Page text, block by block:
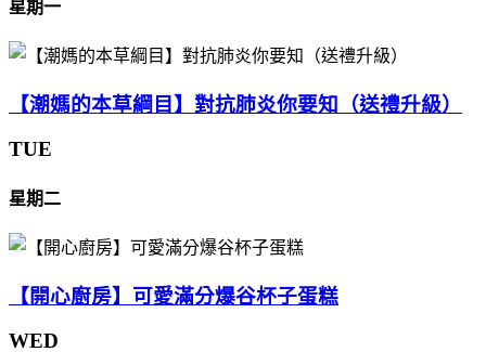
星期一
【潮媽的本草綱目】對抗肺炎你要知（送禮升級）
TUE
星期二
【開心廚房】可愛滿分爆谷杯子蛋糕
WED